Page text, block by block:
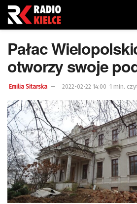
Pałac
otworzy swoje
Emilia Sitarska 2022-02-22 14:00 1 min.